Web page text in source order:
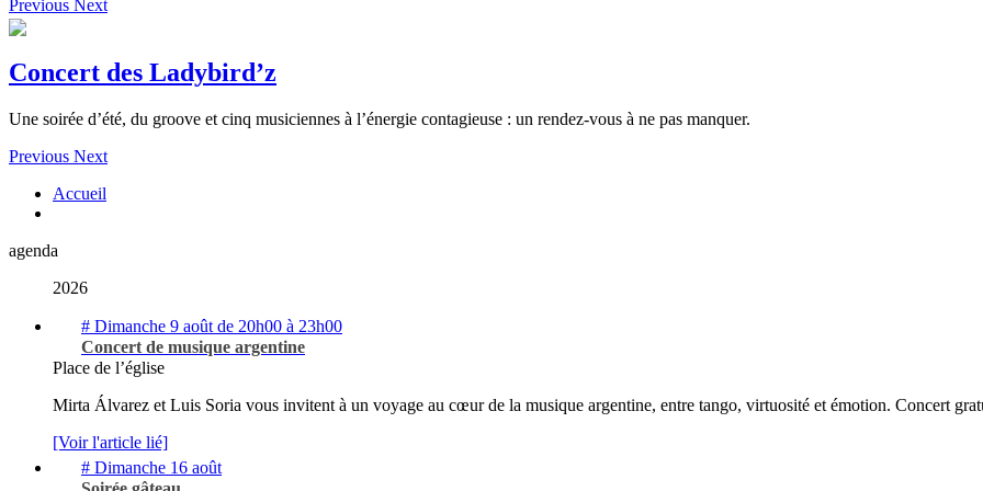
Previous Next
Concert des Ladybird’z
Une soirée d’été, du groove et cinq musiciennes à l’énergie contagieuse : un rendez-vous à ne pas manquer.
Previous Next
Accueil
agenda
2026
# Dimanche 9 août de 20h00 à 23h00
Concert de musique argentine
Place de l’église
Mirta Álvarez et Luis Soria vous invitent à un voyage au cœur de la musique argentine, entre tango, virtuosité et émotion. Concert
[Voir l'article lié]
# Dimanche 16 août